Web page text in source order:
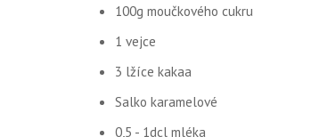
100g moučkového cukru
1 vejce
3 lžíce kakaa
Salko karamelové
0,5 - 1dcl mléka